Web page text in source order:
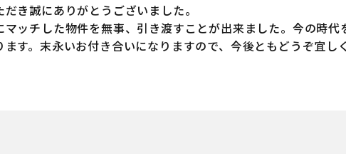
き誠にありがとうございました。
ッチした物件を無事、引き渡すことが出来ました。今の時
す。末永いお付き合いになりますので、今後ともどうぞ宜し